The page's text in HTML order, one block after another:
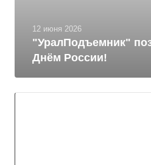
"УралПодъемник"
Днём России!
12 июня 2026